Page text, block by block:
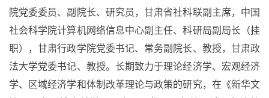
院党委委员、副院长、研究员，甘肃省社科联副主席，中国
社会科学院计算机网络信息中心副主任、科研局副局长（挂
职），甘肃行政学院党委书记、常务副院长、教授，甘肃政
法大学党委书记、教授。长期致力于理论经济学、宏观经济
学、区域经济学和体制改革理论与政策的研究，在《新华文